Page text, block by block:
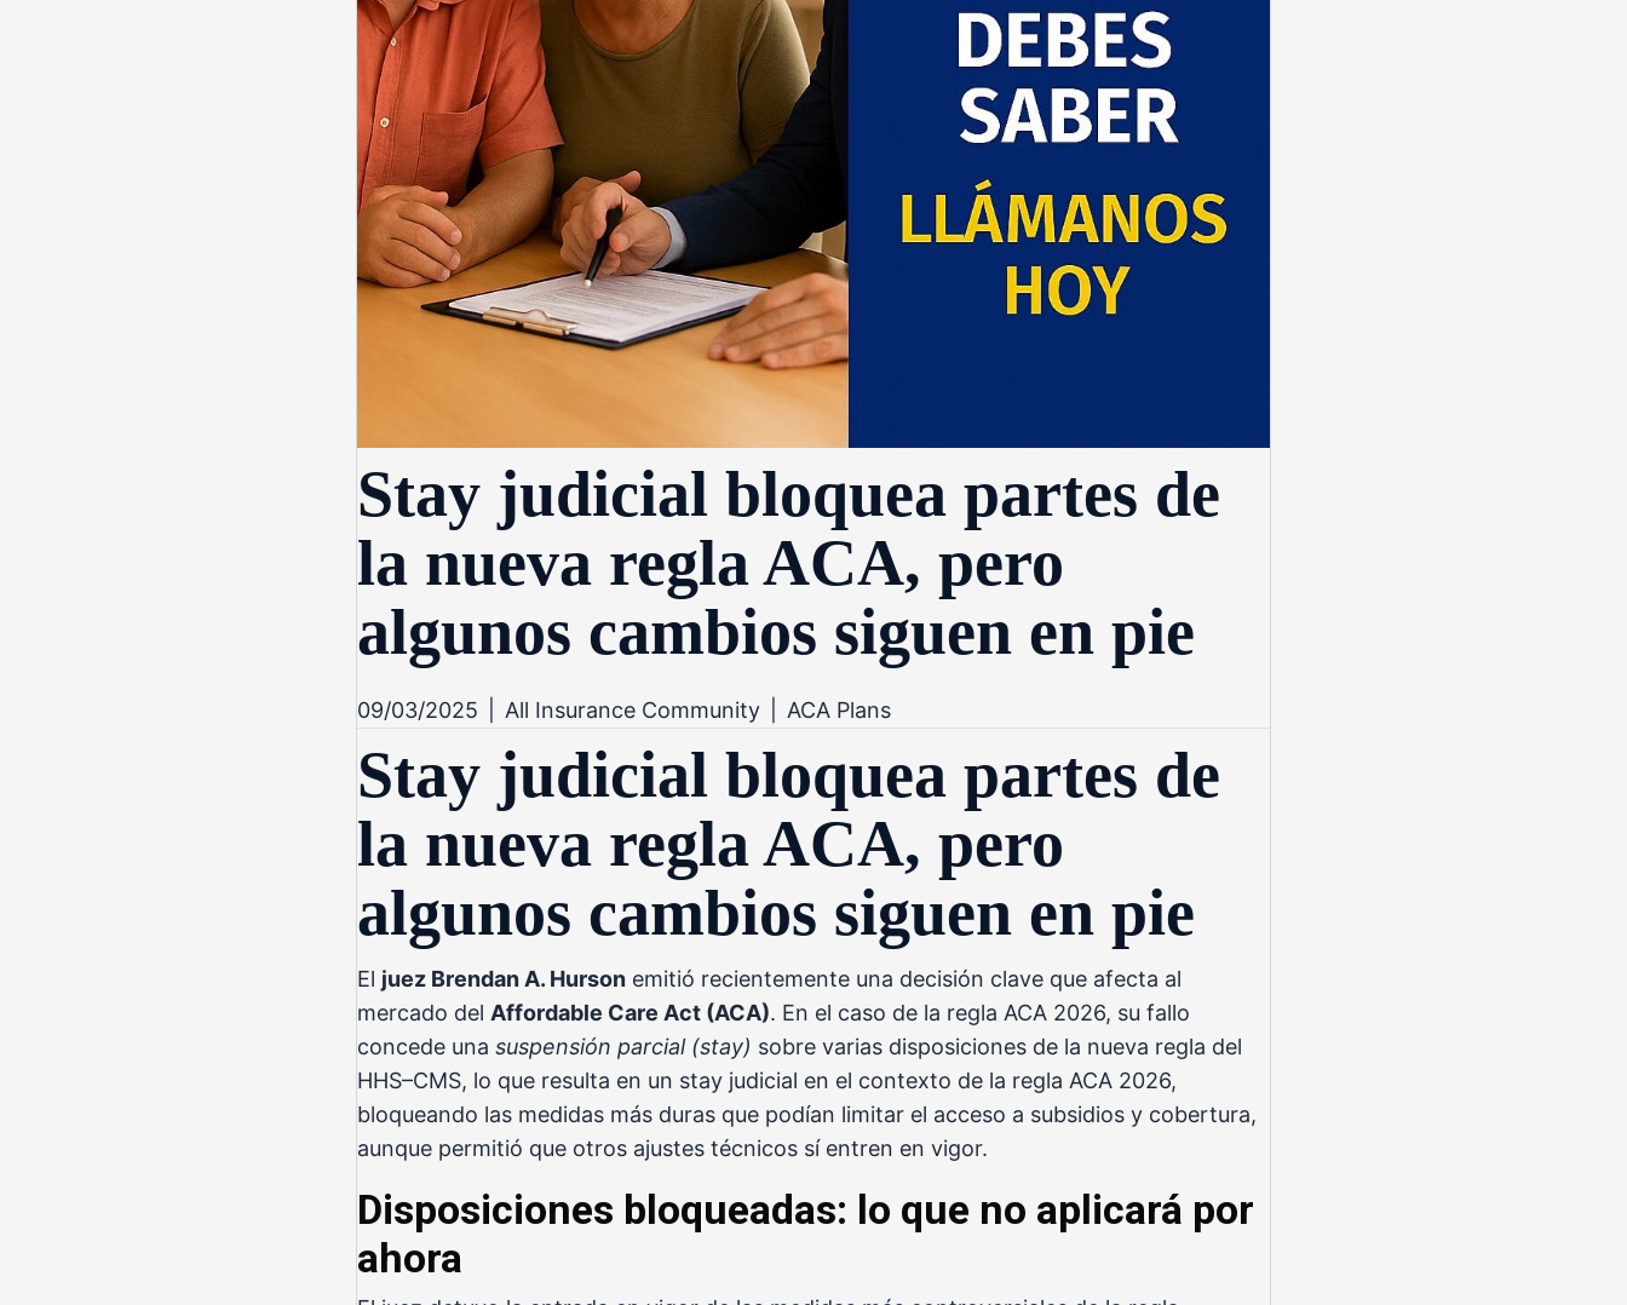
Stay judicial bloquea partes de
la nueva regla ACA, pero
algunos cambios siguen en pie
09/03/2025 All Insurance Community ACA Plans
Stay judicial bloquea partes de
la nueva regla ACA, pero
algunos cambios siguen en pie
El juez Brendan A. Hurson emitió recientemente una decisión clave que afecta al
mercado del Affordable Care Act (ACA). En el caso de la regla ACA 2026, su fallo
concede una suspensión parcial (stay) sobre varias disposiciones de la nueva regla del
HHS–CMS, lo que resulta en un stay judicial en el contexto de la regla ACA 2026,
bloqueando las medidas más duras que podían limitar el acceso a subsidios y cobertura,
aunque permitió que otros ajustes técnicos sí entren en vigor.
Disposiciones bloqueadas: lo que no aplicará por
ahora